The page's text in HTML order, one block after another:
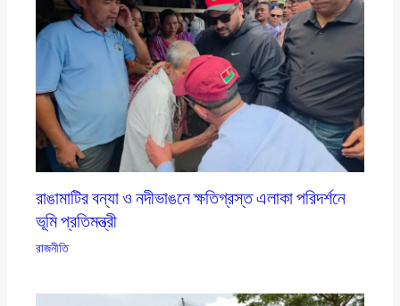
রাঙামাটির বন্যা ও নদীভাঙনে ক্ষতিগ্রস্ত এলাকা পরিদর্শনে
ভূমি প্রতিমন্ত্রী
রাজনীতি